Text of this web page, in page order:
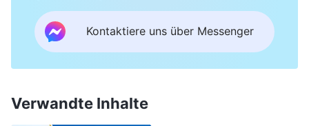
Kontaktiere uns über Messenger
Verwandte Inhalte